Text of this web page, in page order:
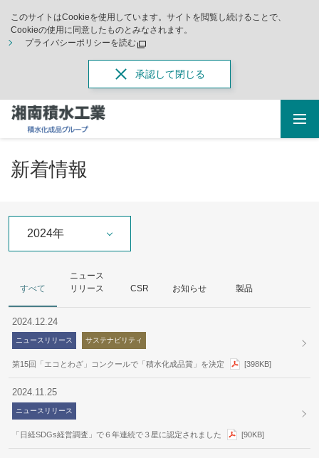
このサイトはCookieを使用しています。サイトを閲覧し続けることで、
Cookieの使用に同意したものとみなされます。
プライバシーポリシーを読む
承認して閉じる
新着情報
2024年
すべて
ニュース
リリース
CSR お知らせ 製品
2024.12.24
ニュースリリース サステナビリティ
第15回「エコとわざ」コンクールで「積水化成品賞」を決定 [398KB]
2024.11.25
ニュースリリース
「日経SDGs経営調査」で６年連続で３星に認定されました [90KB]